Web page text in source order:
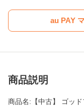
au PAY
商品説明
商品名:【中古】 ゴッ